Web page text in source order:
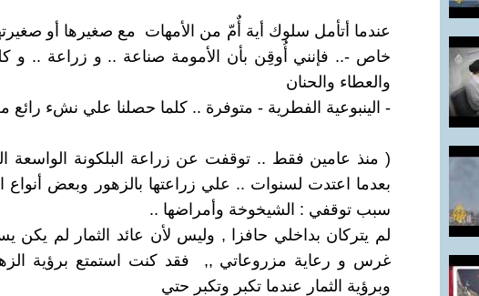
عندما أتأمل سلوك أية أٌمّ من الأمهات مع صغيرها أو
خاص -.. فإنني أُوقِن بأن الأمومة صناعة .. و زراعة .. و
والعطاء والحنان
- الينبوعية الفطرية - متوفرة .. كلما حصلنا علي نشء رائع
( منذ عامين فقط .. توقفت عن زراعة البلكونة الواسعة
بعدما اعتدت لسنوات .. علي زراعتها بالزهور وبعض أنواع
سبب توقفي : الشيخوخة وأمراضها ..
لم يتركان بداخلي حافزا , وليس لأن عائد الثمار لم يكن
غرس و رعاية مزروعاتي ,, فقد كنت استمتع برؤية
وبرؤية الثمار عندما تكبر وتكبر حتي